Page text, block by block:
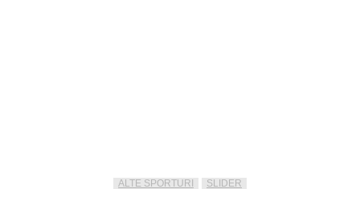
ALTE SPORTURI SLIDER